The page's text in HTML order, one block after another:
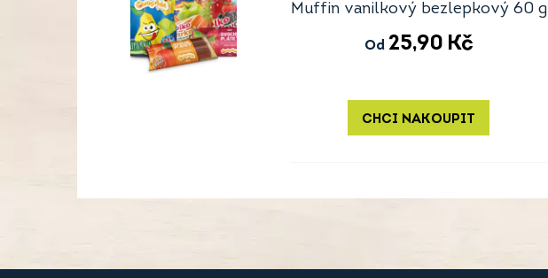
Muffin vanilkový bezlepkový 60 g
Od 25,90 Kč
CHCI NAKOUPIT